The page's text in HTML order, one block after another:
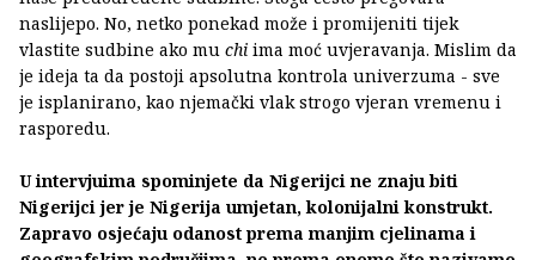
naslijepo. No, netko ponekad može i promijeniti tijek
vlastite sudbine ako mu chi ima moć uvjeravanja. Mislim da
je ideja ta da postoji apsolutna kontrola univerzuma - sve
je isplanirano, kao njemački vlak strogo vjeran vremenu i
rasporedu.
U intervjuima spominjete da Nigerijci ne znaju biti
Nigerijci jer je Nigerija umjetan, kolonijalni konstrukt.
Zapravo osjećaju odanost prema manjim cjelinama i